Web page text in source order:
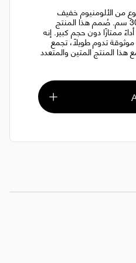
من الألومنيوم خفيف
الوزن، حيث يزن 1.8 كجم فقط ويبلغ طوله 30 سم. صُمم هذا المنتج
ممتازًا دون حجم كبير. إنه
موثوقة تدوم طويلًا، تجمع
هذا المنتج المتين والمتعدد